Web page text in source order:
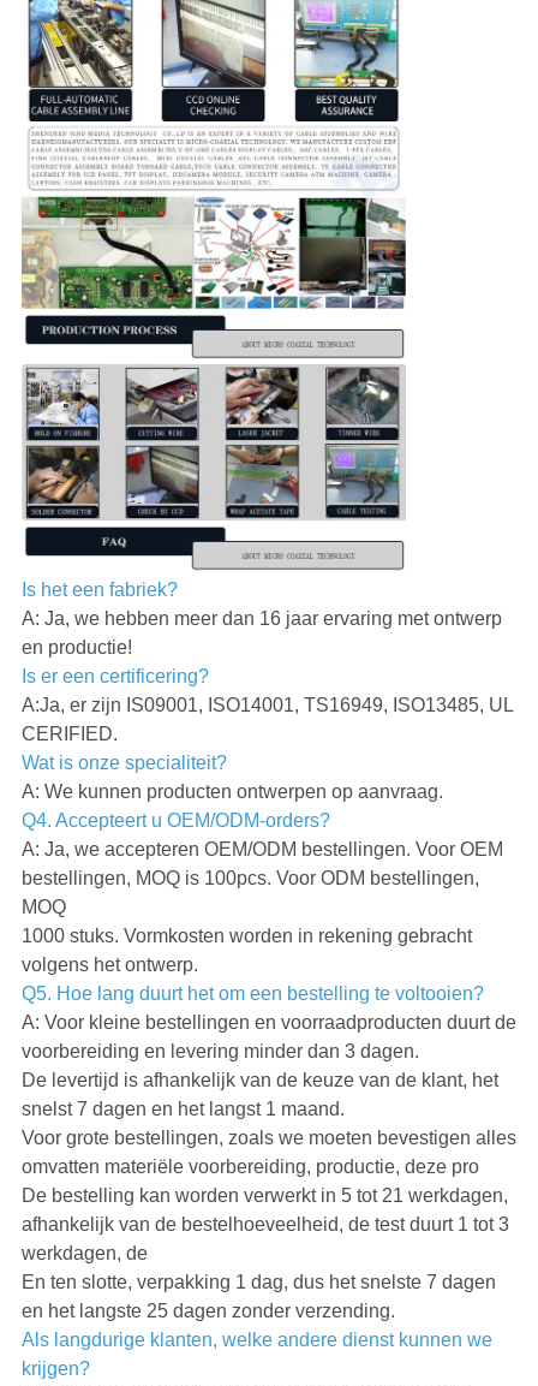
Is het een fabriek?
A: Ja, we hebben meer dan 16 jaar ervaring met ontwerp
en productie!
Is er een certificering?
A:Ja, er zijn IS09001, ISO14001, TS16949, ISO13485, UL
CERIFIED.
Wat is onze specialiteit?
A: We kunnen producten ontwerpen op aanvraag.
Q4. Accepteert u OEM/ODM-orders?
A: Ja, we accepteren OEM/ODM bestellingen. Voor OEM
bestellingen, MOQ is 100pcs. Voor ODM bestellingen,
MOQ
1000 stuks. Vormkosten worden in rekening gebracht
volgens het ontwerp.
Q5. Hoe lang duurt het om een bestelling te voltooien?
A: Voor kleine bestellingen en voorraadproducten duurt de
voorbereiding en levering minder dan 3 dagen.
De levertijd is afhankelijk van de keuze van de klant, het
snelst 7 dagen en het langst 1 maand.
Voor grote bestellingen, zoals we moeten bevestigen alles
omvatten materiële voorbereiding, productie, deze pro
De bestelling kan worden verwerkt in 5 tot 21 werkdagen,
afhankelijk van de bestelhoeveelheid, de test duurt 1 tot 3
werkdagen, de
En ten slotte, verpakking 1 dag, dus het snelste 7 dagen
en het langste 25 dagen zonder verzending.
Als langdurige klanten, welke andere dienst kunnen we
krijgen?